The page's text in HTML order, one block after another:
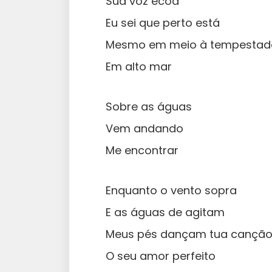
Eu sei que perto está
Mesmo em meio à
Em alto mar
Sobre as águas
Vem andando
Me encontrar
Enquanto o vento sopra
E as águas de agitam
Meus pés dançam tua canção
O seu amor perfeito